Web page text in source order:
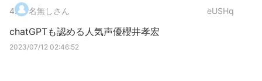
4. 名無しさん eUSHq
chatGPTも認める人気声優櫻井孝宏
2023/07/12 02:46:52